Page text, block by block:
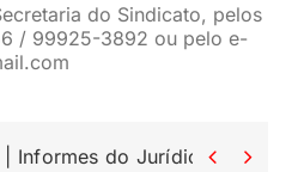
do Sindicato, pelos
/ 99925-3892 ou pelo e-
| Informes do Jurídico 